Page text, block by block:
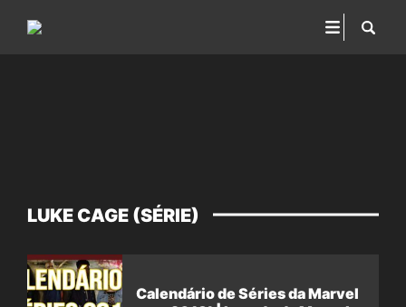
LUKE CAGE (SÉRIE)
Calendário de Séries da Marvel